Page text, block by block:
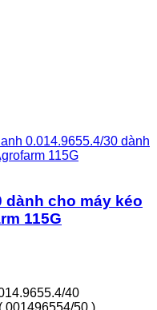
0.014.9655.4/30 dành
115G
dành cho máy kéo
115G
40
001496554/50 )...